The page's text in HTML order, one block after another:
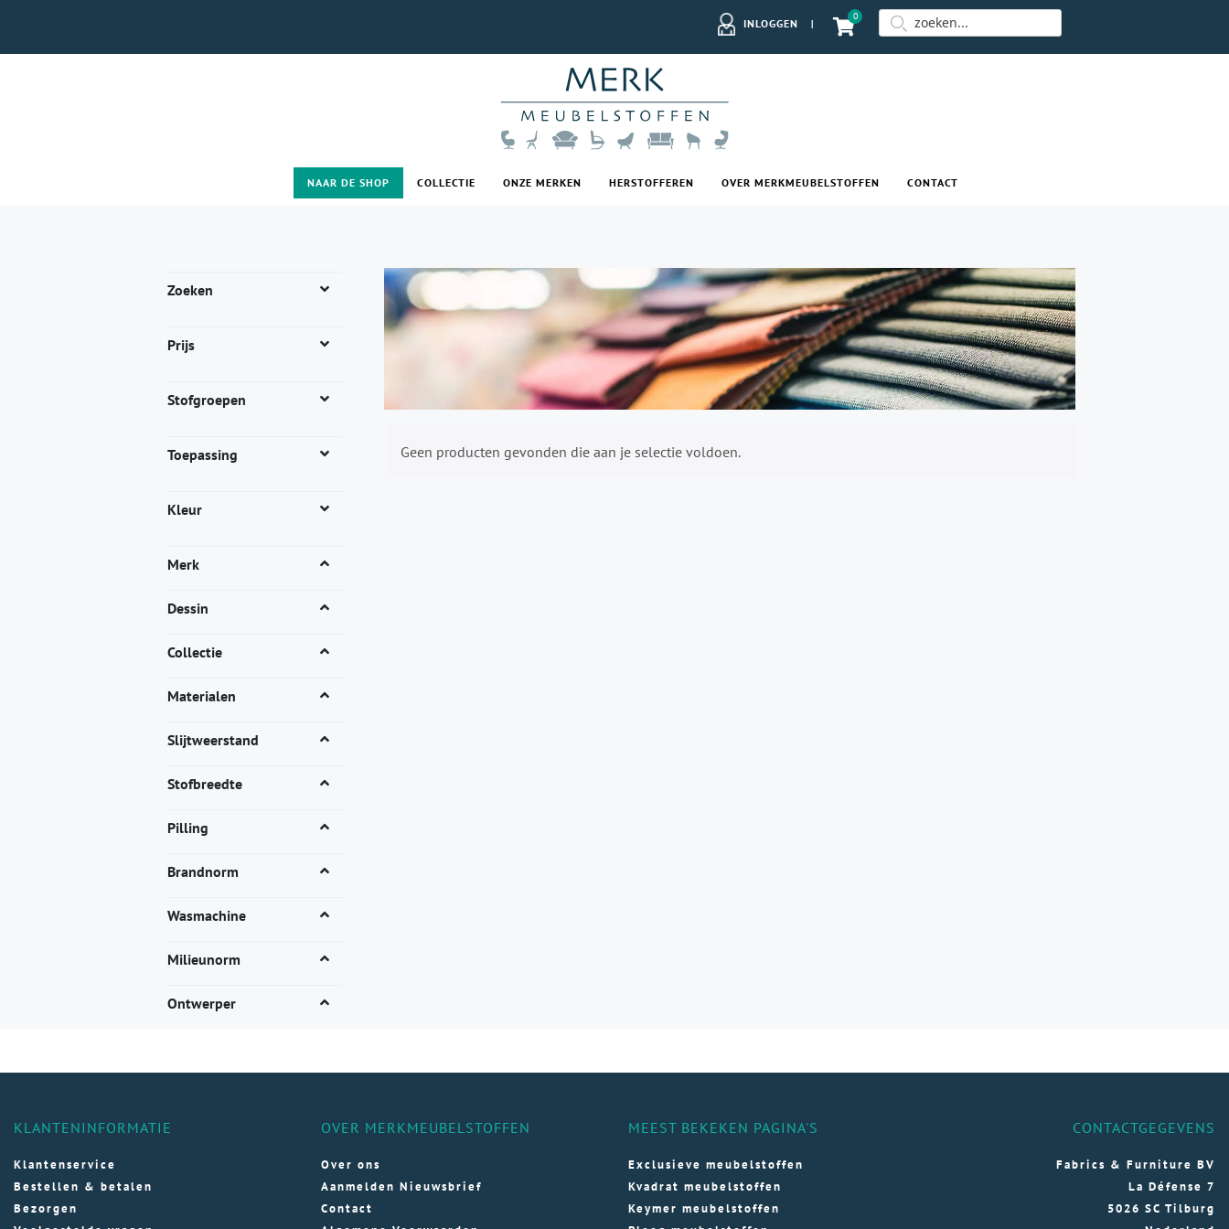
INLOGGEN |
0
NAAR DE SHOP COLLECTIE ONZE MERKEN HERSTOFFEREN OVER MERKMEUBELSTOFFEN CONTACT
Zoeken
Prijs
Stofgroepen
Toepassing
Kleur
Merk
Dessin
Collectie
Materialen
Slijtweerstand
Stofbreedte
Pilling
Brandnorm
Wasmachine
Milieunorm
Ontwerper
Geen producten gevonden die aan je selectie voldoen.
KLANTENINFORMATIE
Klantenservice
Bestellen & betalen
Bezorgen
OVER MERKMEUBELSTOFFEN
Over ons
Aanmelden Nieuwsbrief
Contact
MEEST BEKEKEN PAGINA'S
Exclusieve meubelstoffen
Kvadrat meubelstoffen
Keymer meubelstoffen
CONTACTGEGEVENS
Fabrics & Furniture BV
La Défense 7
5026 SC Tilburg